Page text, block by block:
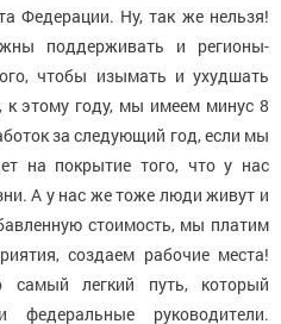
Федерации. Ну, так же нельзя!
поддерживать и регионы-
чтобы изымать и ухудшать
этому году, мы имеем минус 8
за следующий год, если мы
на покрытие того, что у нас
А у нас же тоже люди живут и
стоимость, мы платим
создаем рабочие места!
легкий путь, который
руководители.